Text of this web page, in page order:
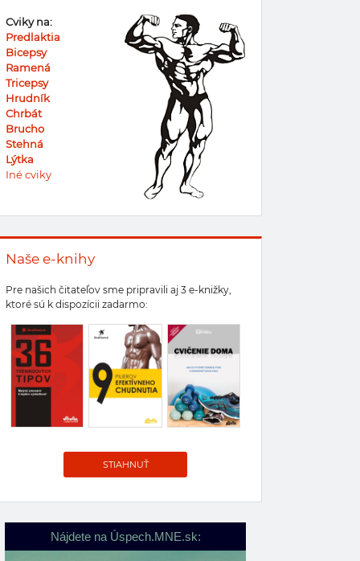
Cviky na:
Predlaktia
Bicepsy
Ramená
Tricepsy
Hrudník
Chrbát
Brucho
Stehná
Lýtka
Iné cviky
Naše e-knihy
Pre našich čitateľov sme pripravili aj 3 e-knižky,
ktoré sú k dispozícii zadarmo:
STIAHNUŤ